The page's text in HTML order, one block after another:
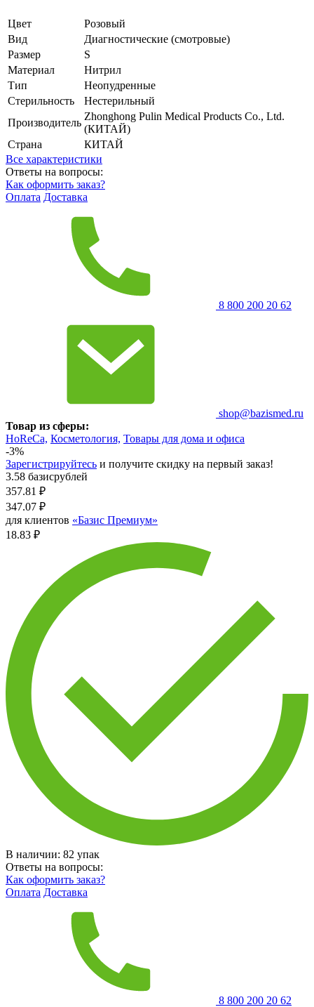
Цвет
Розовый
Вид
Диагностические (смотровые)
Размер
S
Материал
Нитрил
Тип
Неопудренные
Стерильность
Нестерильный
Производитель
Zhonghong Pulin Medical Products Co., Ltd.
(КИТАЙ)
Страна
КИТАЙ
Все характеристики
Ответы на вопросы:
Как оформить заказ?
Оплата Доставка
8 800 200 20 62
shop@bazismed.ru
Товар из сферы:
HoReCa, Косметология, Товары для дома и офиса
-3%
Зарегистрируйтесь и получите скидку на первый заказ!
3.58 базисрублей
357.81 ₽
347.07 ₽
для клиентов «Базис Премиум»
18.83 ₽
В наличии: 82 упак
Ответы на вопросы:
Как оформить заказ?
Оплата Доставка
8 800 200 20 62